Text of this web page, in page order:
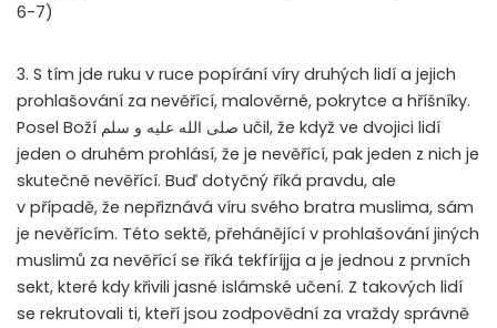
6-7)
3. S tím jde ruku v ruce popírání víry druhých lidí a jejich
prohlašování za nevěřící, malověrné, pokrytce a hříšníky.
Posel Boží صلى الله عليه و سلم učil, že když ve dvojici lidí
jeden o druhém prohlásí, že je nevěřící, pak jeden z nich je
skutečně nevěřící. Buď dotyčný říká pravdu, ale
v případě, že nepřiznává víru svého bratra muslima, sám
je nevěřícím. Této sektě, přehánějící v prohlašování jiných
muslimů za nevěřící se říká tekfíríjja a je jednou z prvních
sekt, které kdy křivili jasné islámské učení. Z takových lidí
se rekrutovali ti, kteří jsou zodpovědní za vraždy správně